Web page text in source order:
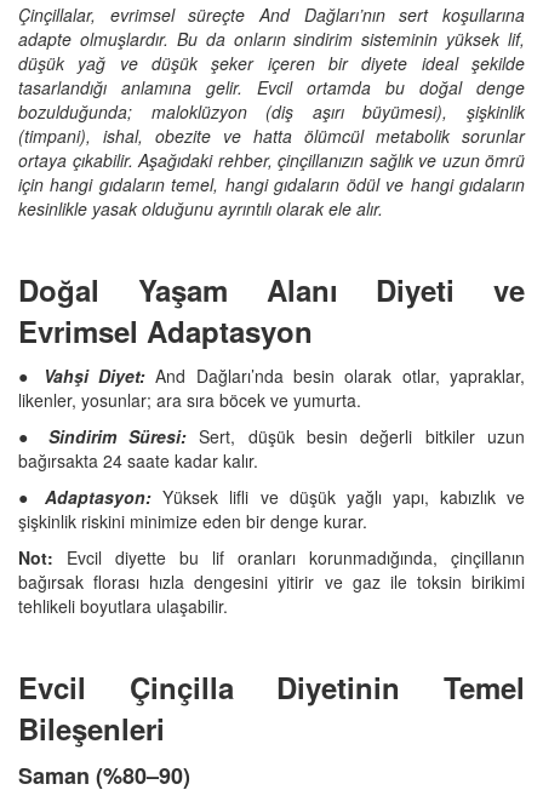
Çinçillalar, evrimsel süreçte And Dağları’nın sert koşullarına
adapte olmuşlardır. Bu da onların sindirim sisteminin yüksek lif,
düşük yağ ve düşük şeker içeren bir diyete ideal şekilde
tasarlandığı anlamına gelir. Evcil ortamda bu doğal denge
bozulduğunda; maloklüzyon (diş aşırı büyümesi), şişkinlik
(timpani), ishal, obezite ve hatta ölümcül metabolik sorunlar
ortaya çıkabilir. Aşağıdaki rehber, çinçillanızın sağlık ve uzun ömrü
için hangi gıdaların temel, hangi gıdaların ödül ve hangi gıdaların
kesinlikle yasak olduğunu ayrıntılı olarak ele alır.
Doğal Yaşam Alanı Diyeti ve
Evrimsel Adaptasyon
● Vahşi Diyet: And Dağları’nda besin olarak otlar, yapraklar,
likenler, yosunlar; ara sıra böcek ve yumurta.
●
Sindirim Süresi: Sert, düşük besin değerli bitkiler uzun
bağırsakta 24 saate kadar kalır.
●Adaptasyon:Yüksek lifli ve düşük yağlı yapı, kabızlık ve
şişkinlik riskini minimize eden bir denge kurar.
Not: Evcil diyette bu lif oranları korunmadığında, çinçillanın
bağırsak florası hızla dengesini yitirir ve gaz ile toksin birikimi
tehlikeli boyutlara ulaşabilir.
Evcil Çinçilla Diyetinin Temel
Bileşenleri
Saman (%80–90)